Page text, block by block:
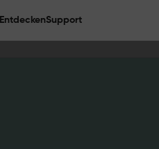
EntdeckenSupport